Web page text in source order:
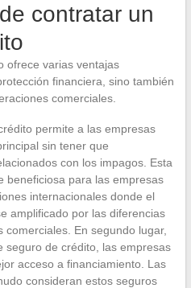
contratar un
ofrece varias ventajas
financiera, sino también
comerciales.
permite a las empresas
sin tener que
con los impagos. Esta
beneficiosa para las empresas
internacionales donde el
amplificado por las diferencias
En segundo lugar,
seguro de crédito, las empresas
acceso a financiamiento. Las
consideran estos seguros